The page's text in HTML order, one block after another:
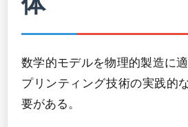
数学的モデルを物理的製造に
プリンティング技術の実践的
要がある。